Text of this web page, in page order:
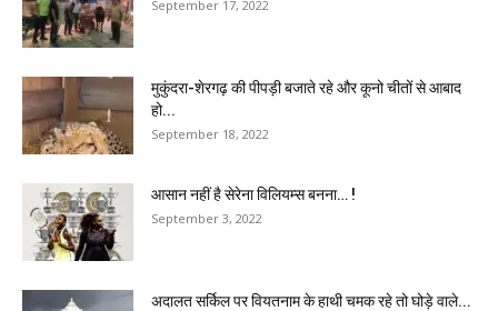
September 17, 2022
मुकुंदरा-शेरगढ़ की पीपड़ी बजाते रहे और कूनो चीतों से आबाद
हो...
September 18, 2022
आसान नहीं है सेरेना विलियम्स बनना… !
September 3, 2022
अदालत सर्किल पर वियतनाम के हाथी चमक रहे तो घोड़े वाले...